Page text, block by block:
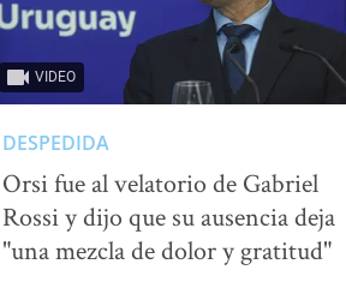
VIDEO
DESPEDIDA
Orsi fue al velatorio de Gabriel
Rossi y dijo que su ausencia deja
"una mezcla de dolor y gratitud"